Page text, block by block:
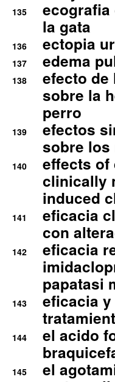
135
ecografia
la gata
136 ectopia
137 edema
138
efecto
sobre la
perro
139
efectos
sobre los
140
effects
clinically
induced
141
eficacia
con
142
eficacia
papatasi
143
eficacia
144
el acido
145
el